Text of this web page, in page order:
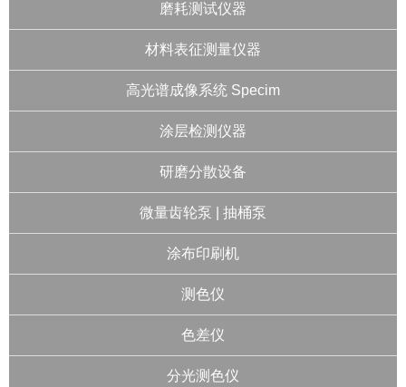
磨耗测试仪器
材料表征测量仪器
高光谱成像系统 Specim
涂层检测仪器
研磨分散设备
微量齿轮泵 | 抽桶泵
涂布印刷机
测色仪
色差仪
分光测色仪